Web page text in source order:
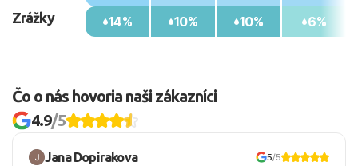
Zrážky
14%
10%
10%
6%
Čo o nás hovoria naši zákazníci
4.9/5
Jana Dopirakova 5/5